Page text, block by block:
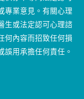
專業意見。有關心理
生或法定認可心理諮
何內容而招致任何損
誤用承擔任何責任。